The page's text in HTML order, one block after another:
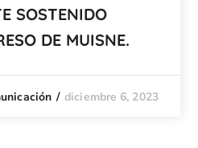
SOSTENIDO
DE MUISNE.
diciembre 6, 2023